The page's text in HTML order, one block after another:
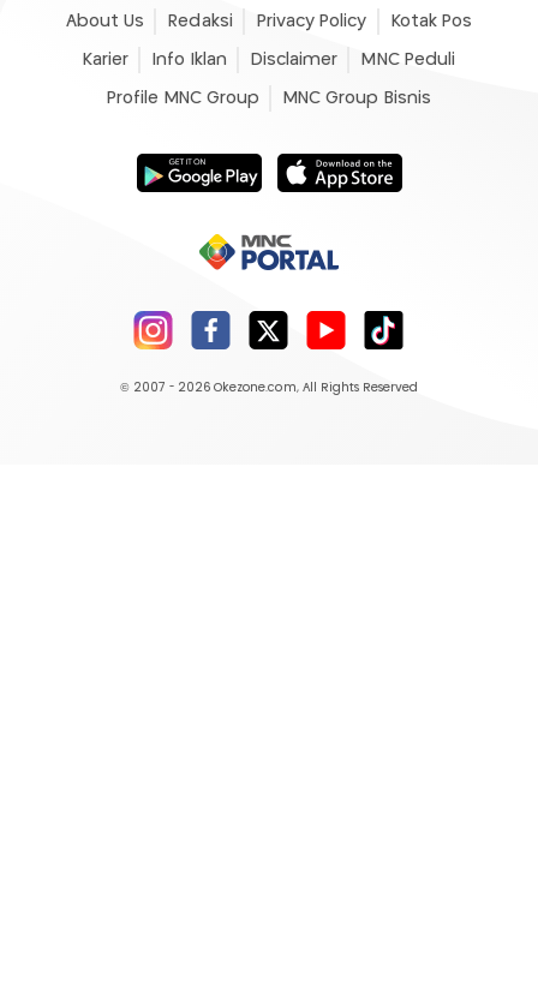
About Us Redaksi Privacy Policy Kotak Pos
Karier Info Iklan Disclaimer MNC Peduli
Profile MNC Group MNC Group Bisnis
© 2007 - 2026 Okezone.com, All Rights Reserved